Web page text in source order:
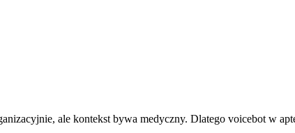
ale kontekst bywa medyczny. Dlatego voicebot w